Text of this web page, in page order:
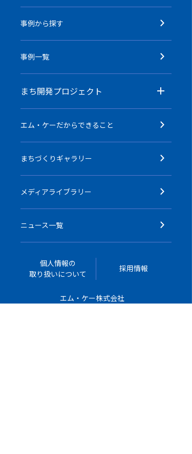
事例から探す
事例一覧
まち開発プロジェクト
エム・ケーだからできること
まちづくりギャラリー
メディアライブラリー
ニュース一覧
個人情報の
取り扱いについて
採用情報
エム・ケー株式会社